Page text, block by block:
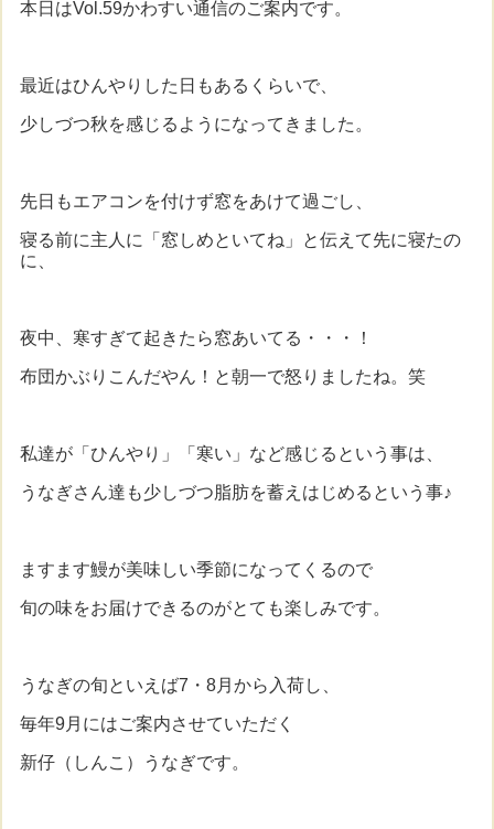
本日はVol.59かわすい通信のご案内です。
最近はひんやりした日もあるくらいで、
少しづつ秋を感じるようになってきました。
先日もエアコンを付けず窓をあけて過ごし、
寝る前に主人に「窓しめといてね」と伝えて先に寝たの
に、
夜中、寒すぎて起きたら窓あいてる・・・！
布団かぶりこんだやん！と朝一で怒りましたね。笑
私達が「ひんやり」「寒い」など感じるという事は、
うなぎさん達も少しづつ脂肪を蓄えはじめるという事♪
ますます鰻が美味しい季節になってくるので
旬の味をお届けできるのがとても楽しみです。
うなぎの旬といえば7・8月から入荷し、
毎年9月にはご案内させていただく
新仔（しんこ）うなぎです。